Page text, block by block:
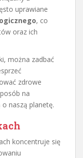
uprawiane
, co
oraz ich
można zadbać
zdrowe
na
o naszą planetę.
koncentruje się